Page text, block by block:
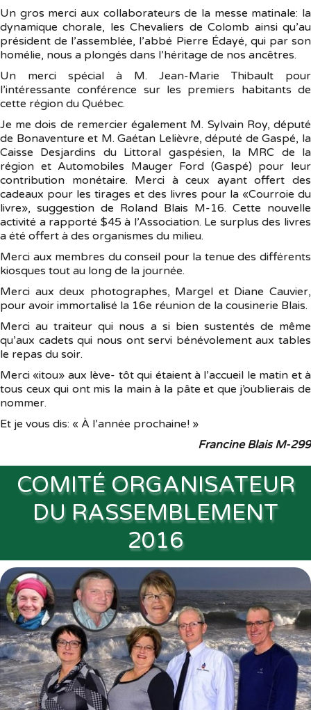
Un gros merci aux collaborateurs de la messe matinale: la
dynamique chorale, les Chevaliers de Colomb ainsi qu’au
président de l’assemblée, l’abbé Pierre Édayé, qui par son
homélie, nous a plongés dans l’héritage de nos ancêtres.
Un merci spécial à M. Jean-Marie Thibault pour
l’intéressante conférence sur les premiers habitants de
cette région du Québec.
Je me dois de remercier également M. Sylvain Roy, député
de Bonaventure et M. Gaétan Lelièvre, député de Gaspé, la
Caisse Desjardins du Littoral gaspésien, la MRC de la
région et Automobiles Mauger Ford (Gaspé) pour leur
contribution monétaire. Merci à ceux ayant offert des
cadeaux pour les tirages et des livres pour la «Courroie du
livre», suggestion de Roland Blais M-16. Cette nouvelle
activité a rapporté $45 à l’Association. Le surplus des livres
a été offert à des organismes du milieu.
Merci aux membres du conseil pour la tenue des différents
kiosques tout au long de la journée.
Merci aux deux photographes, Margel et Diane Cauvier,
pour avoir immortalisé la 16e réunion de la cousinerie Blais.
Merci au traiteur qui nous a si bien sustentés de même
qu’aux cadets qui nous ont servi bénévolement aux tables
le repas du soir.
Merci «itou» aux lève- tôt qui étaient à l’accueil le matin et à
tous ceux qui ont mis la main à la pâte et que j’oublierais de
nommer.
Et je vous dis: « À l’année prochaine! »
Francine Blais M-299
COMITÉ ORGANISATEUR
DU RASSEMBLEMENT
2016